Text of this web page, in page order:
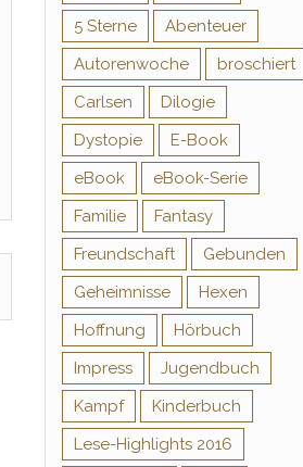
5 Sterne
Abenteuer
Autorenwoche
broschiert
Carlsen
Dilogie
Dystopie
E-Book
eBook
eBook-Serie
Familie
Fantasy
Freundschaft
Gebunden
Geheimnisse
Hexen
Hoffnung
Hörbuch
Impress
Jugendbuch
Kampf
Kinderbuch
Lese-Highlights 2016